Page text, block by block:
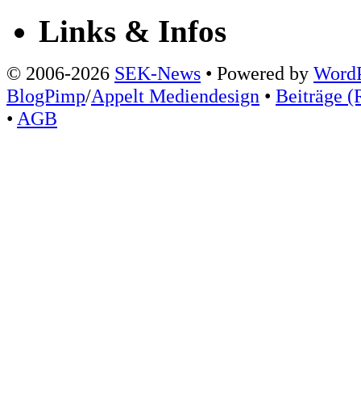
Links & Infos
© 2006-2026 SEK-News • Powered by
BlogPimp/Appelt Mediendesign • Beiträge
• AGB